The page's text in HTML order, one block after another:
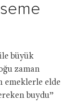
büyük
zaman
emeklerle elde
buydu”